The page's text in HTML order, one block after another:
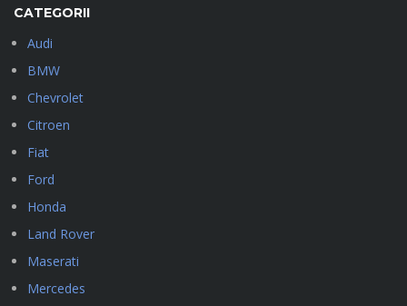
CATEGORII
Audi
BMW
Chevrolet
Citroen
Fiat
Ford
Honda
Land Rover
Maserati
Mercedes